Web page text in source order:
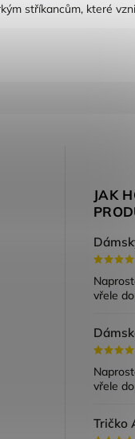
stříkancům, které
JAK
vřele
vřele